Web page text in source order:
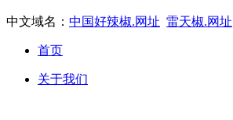
中文域名： 中国好辣椒.网址 雷天椒.网址
首页
关于我们